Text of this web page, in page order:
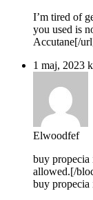
I’m tired of
you used is
Accutane[/
1 maj, 2023
Elwoodfef
buy
allowed.[/
buy propecia